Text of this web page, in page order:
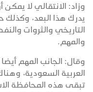
وزاد: الانتقالي لا
يدرك هذا البعد،
التاريخي والثروات
والمهم.
وقال: الجانب المهم
العربية السعودية،
تبقى هذه المحافظة